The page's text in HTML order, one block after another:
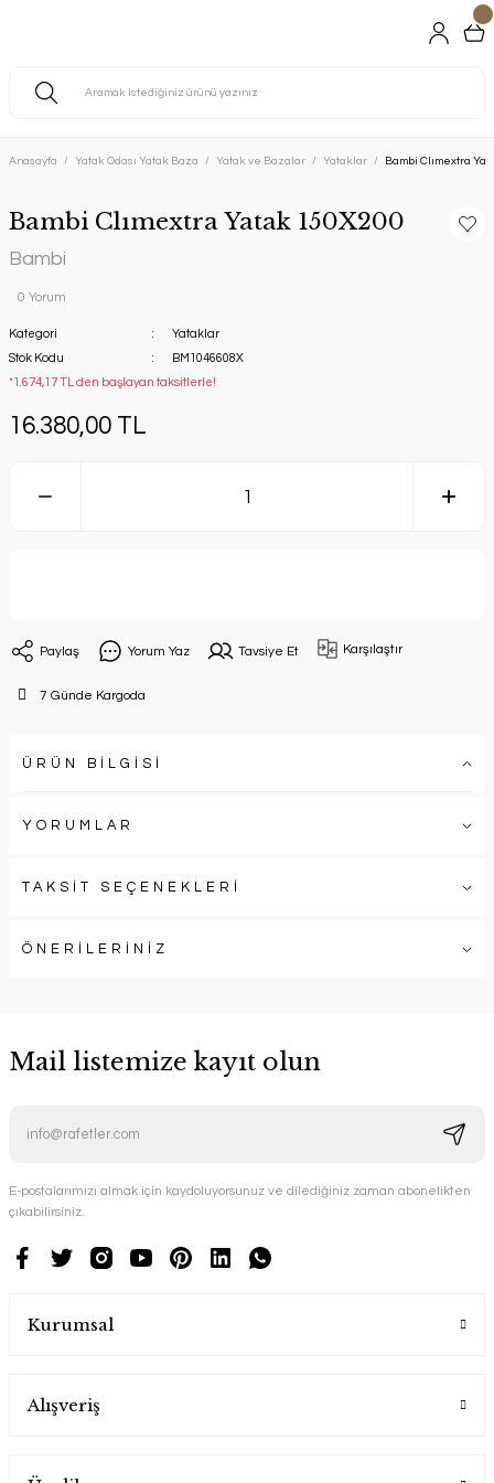
Anasayfa Yatak Odası Yatak Baza Yatak ve Bazalar Yataklar Bambi Clımextra
Bambi Clımextra Yatak 150X200
Bambi
0 Yorum
Kategori
Yataklar
Stok Kodu
BM1046608X
*1.674,17 TL den başlayan taksitlerle!
16.380,00 TL
Paylaş Yorum Yaz Tavsiye Et Karşılaştır
7 Günde Kargoda
ÜRÜN BİLGİSİ
YORUMLAR
TAKSİT SEÇENEKLERİ
ÖNERİLERİNİZ
Mail listemize kayıt olun
E-postalarımızı almak için kaydoluyorsunuz ve dilediğiniz zaman abonelikten
çıkabilirsiniz.
Kurumsal
Alışveriş